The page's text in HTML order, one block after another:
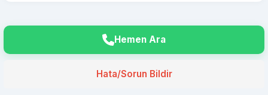
Hemen Ara
Hata/Sorun Bildir